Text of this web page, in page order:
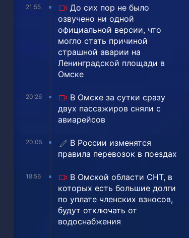
21:55
До сих пор не было
озвучено ни одной
официальной версии, что
могло стать причиной
страшной аварии на
Ленинградской площади в
Омске
20:26
В Омске за сутки сразу
двух пассажиров сняли с
авиарейсов
20:05
В России изменятся
правила перевозок в поездах
18:56
В Омской области СНТ, в
которых есть большие долги
по уплате членских взносов,
будут отключать от
водоснабжения